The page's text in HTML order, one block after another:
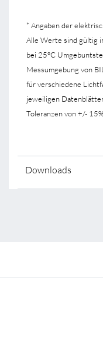
* Angaben der
Alle Werte sind gültig
bei 25°C
Messumgebung von
für verschiedene
jeweiligen
Toleranzen von +/-
Downloads